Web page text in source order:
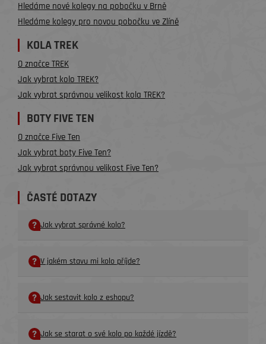
Hledáme nové kolegy na pobočku v Brně
Hledáme kolegy pro novou pobočku ve Zlíně
KOLA TREK
O značce TREK
Jak vybrat kolo TREK?
Jak vybrat správnou velikost kola TREK?
BOTY FIVE TEN
O značce Five Ten
Jak vybrat boty Five Ten?
Jak vybrat správnou velikost Five Ten?
ČASTÉ DOTAZY
Jak vybrat správné kolo?
V jakém stavu mi kolo příjde?
Jak sestavit kolo z eshopu?
Jak se starat o své kolo po každé jízdě?